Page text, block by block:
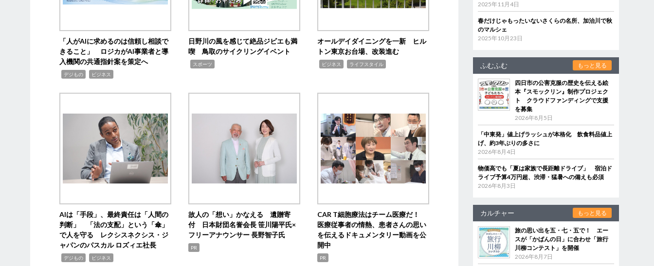
「人がAIに求めるのは信頼し相談で
きること」 ロジカがAI事業者と導
入機関の共通指針案を策定へ
デジもの ビジネス
日野川の風を感じて絶品ジビエも満
喫 鳥取のサイクリングイベント
スポーツ
オールデイダイニングを一新 ヒル
トン東京お台場、改装進む
ビジネス ライフスタイル
AIは「手段」、最終責任は「人間の
判断」 「法の支配」という「傘」
で人を守る レクシスネクシス・ジ
ャパンのパスカル ロズィエ社長
デジもの ビジネス
故人の「想い」かなえる 遺贈寄
付 日本財団名誉会長 笹川陽平氏×
フリーアナウンサー 長野智子氏
PR
CAR T細胞療法はチーム医療だ！
医療従事者の情熱、患者さんの思い
を伝えるドキュメンタリー動画を公
開中
PR
2025年11月4日
春だけじゃもったいないさくらの名所、加治川で秋
のマルシェ
2025年10月23日
ふむふむ もっと見る
四日市の公害克服の歴史を伝える絵
本『スモックリン』制作プロジェク
ト クラウドファンディングで支援
を募集
2026年8月5日
「中東発」値上げラッシュが本格化 飲食料品値上
げ、約3年ぶりの多さに
2026年8月4日
物価高でも「夏は家族で長距離ドライブ」 宿泊ド
ライブ予算4万円超、渋滞・猛暑への備えも必須
2026年8月3日
カルチャー もっと見る
旅の思い出を五・七・五で！ エー
スが「かばんの日」に合わせ「旅行
川柳コンテスト」を開催
2026年8月7日